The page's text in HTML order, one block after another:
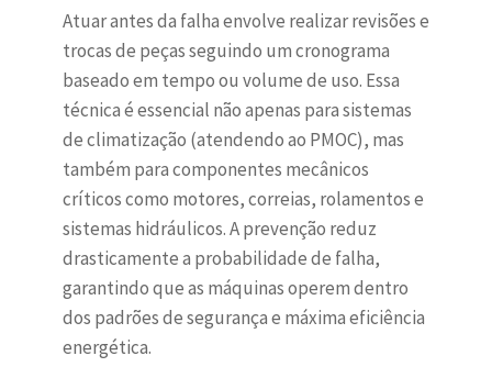
Atuar antes da falha envolve realizar revisões e
trocas de peças seguindo um cronograma
baseado em tempo ou volume de uso. Essa
técnica é essencial não apenas para sistemas
de climatização (atendendo ao PMOC), mas
também para componentes mecânicos
críticos como motores, correias, rolamentos e
sistemas hidráulicos. A prevenção reduz
drasticamente a probabilidade de falha,
garantindo que as máquinas operem dentro
dos padrões de segurança e máxima eficiência
energética.